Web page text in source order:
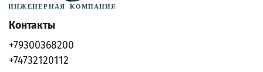
Контакты
+79300368200
+74732120112